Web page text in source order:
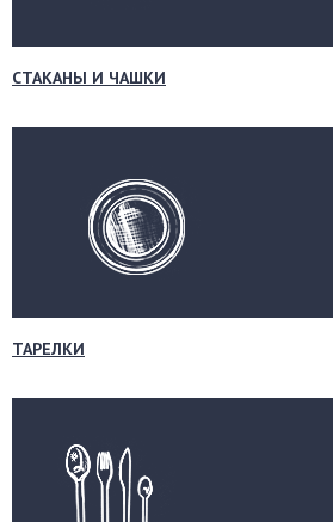
СТАКАНЫ И ЧАШКИ
ТАРЕЛКИ